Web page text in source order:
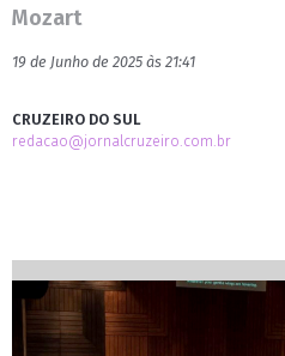
Mozart
19 de Junho de 2025 às 21:41
CRUZEIRO DO SUL
redacao@jornalcruzeiro.com.br